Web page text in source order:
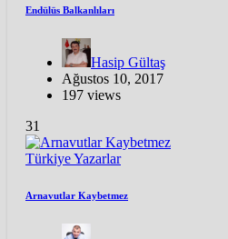
Endülüs Balkanlıları
Hasip Gültaş
Ağustos 10, 2017
197 views
31
TürkiyeYazarlar
Arnavutlar Kaybetmez